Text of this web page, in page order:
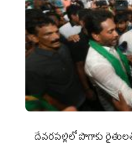
దేవరపల్లిలో పొగాకు